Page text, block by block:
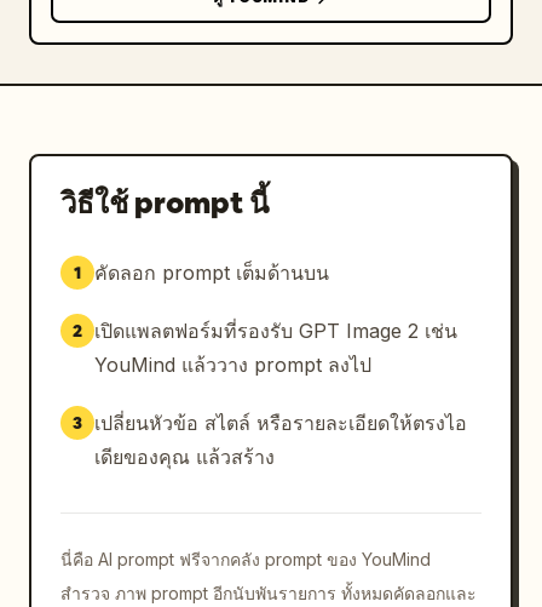
วิธีใช้ prompt นี้
1 คัดลอก prompt เต็มด้านบน
2
เปิดแพลตฟอร์มที่รองรับ GPT Image 2 เช่น
YouMind แล้ววาง prompt ลงไป
3
เปลี่ยนหัวข้อ สไตล์ หรือรายละเอียดให้ตรงไอ
เดียของคุณ แล้วสร้าง
นี่คือ AI prompt ฟรีจากคลัง prompt ของ YouMind
สำรวจ ภาพ prompt อีกนับพันรายการ ทั้งหมดคัดลอกและ